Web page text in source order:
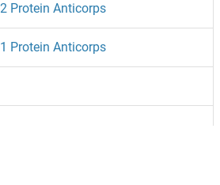
Protein Anticorps
Protein Anticorps